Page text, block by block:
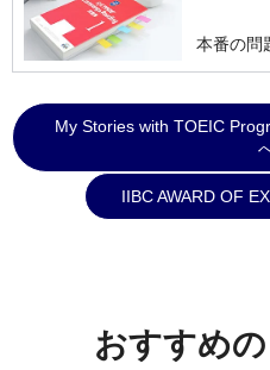
本番の問
My Stories with TOEIC
IIBC AWARD OF
おすすめ